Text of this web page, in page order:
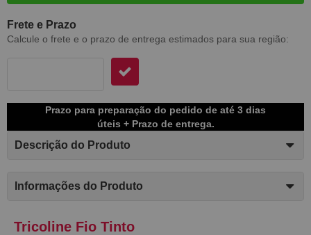
Frete e Prazo
Calcule o frete e o prazo de entrega estimados para sua região:
Prazo para preparação do pedido de até 3 dias
úteis + Prazo de entrega.
Descrição do Produto
Informações do Produto
Tricoline Fio Tinto